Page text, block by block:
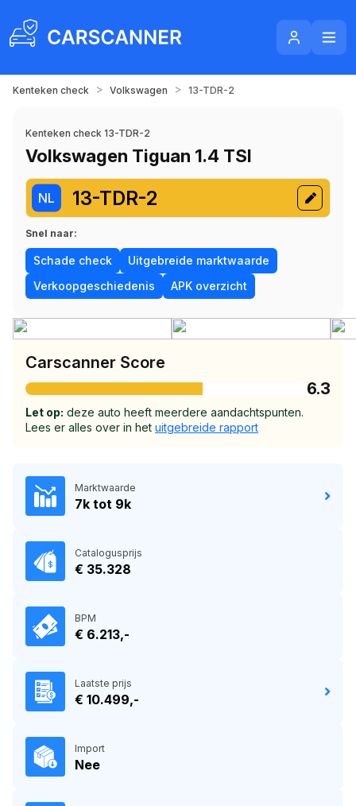
Kenteken check > Volkswagen > 13-TDR-2
Kenteken check 13-TDR-2
Volkswagen Tiguan 1.4 TSI
NL 13-TDR-2
Snel naar:
Schade check
Uitgebreide marktwaarde
Verkoopgeschiedenis
APK overzicht
Carscanner Score
6.3
Let op: deze auto heeft meerdere aandachtspunten.
Lees er alles over in het uitgebreide rapport
Marktwaarde
7k tot 9k
Catalogusprijs
€ 35.328
BPM
€ 6.213,-
Laatste prijs
€ 10.499,-
Import
Nee